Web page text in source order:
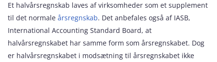
Et halvårsregnskab laves af virksomheder som et supplement
til det normale årsregnskab. Det anbefales også af IASB,
International Accounting Standard Board, at
halvårsregnskabet har samme form som årsregnskabet. Dog
er halvårsregnskabet i modsætning til årsregnskabet ikke